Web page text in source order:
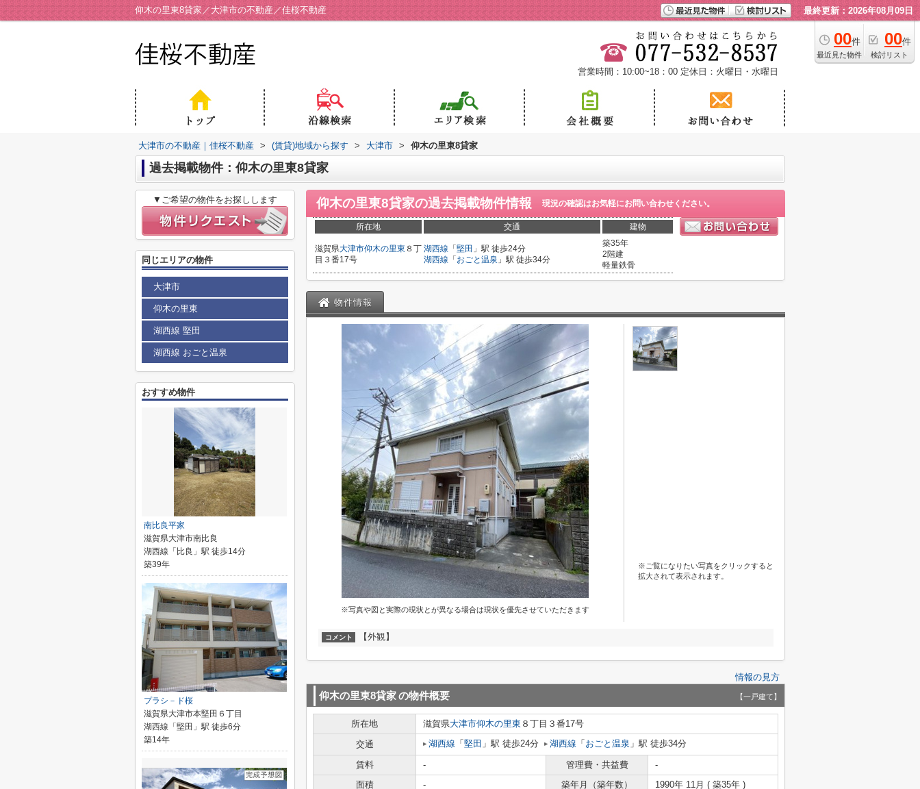
仰木の里東8貸家／大津市の不動産／佳桜不動産 最終更新：2026年08月09日
00件
最近見た物件
00件
検討リスト
営業時間：10:00~18：00 定休日：火曜日・水曜日
大津市の不動産｜佳桜不動産 > (賃貸)地域から探す > 大津市 > 仰木の里東8貸家
過去掲載物件：仰木の里東8貸家
仰木の里東8貸家の過去掲載物件情報 現況の確認はお気軽にお問い合わせください。
所在地 交通 建物
滋賀県大津市仰木の里東 ８丁
目３番17号
湖西線 「 堅田 」駅 徒歩24分
湖西線 「 おごと温泉 」駅 徒歩34分
築35年
2階建
軽量鉄骨
物件情報
※写真や図と実際の現状とが異なる場合は現状を優先させていただきます
※ご覧になりたい写真をクリックすると
拡大されて表示されます。
コメント 【外観】
情報の見方
仰木の里東8貸家の物件概要 【一戸建て】
所在地 滋賀県大津市仰木の里東 ８丁目３番17号
交通
湖西線 「 堅田 」駅 徒歩24分 湖西線 「 おごと温泉 」駅 徒歩34分
賃料 - 管理費・共益費
-
面積
- 築年月（築年数）
1990年 11月 ( 築35年 )
▼ご希望の物件をお探しします
同じエリアの物件
大津市
仰木の里東
湖西線 堅田
湖西線 おごと温泉
おすすめ物件
南比良平家
滋賀県大津市南比良
湖西線「比良」駅 徒歩14分
築39年
プラシ－ド桜
滋賀県大津市本堅田６丁目
湖西線「堅田」駅 徒歩6分
築14年